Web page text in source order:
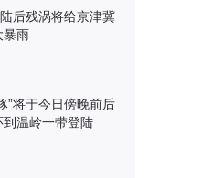
后残涡将给京津冀
暴雨
”将于今日傍晚前后
到温岭一带登陆